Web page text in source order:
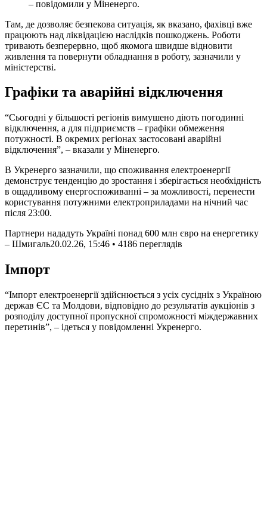
– повідомили у Міненерго.
Там, де дозволяє безпекова ситуація, як вказано, фахівці вже
працюють над ліквідацією наслідків пошкоджень. Роботи
тривають безперервно, щоб якомога швидше відновити
живлення та повернути обладнання в роботу, зазначили у
міністерстві.
Графіки та аварійні відключення
“Сьогодні у більшості регіонів вимушено діють погодинні
відключення, а для підприємств – графіки обмеження
потужності. В окремих регіонах застосовані аварійні
відключення”, – вказали у Міненерго.
В Укренерго зазначили, що споживання електроенергії
демонструє тенденцію до зростання і зберігається необхідність
в ощадливому енергоспоживанні – за можливості, перенести
користування потужними електроприладами на нічний час
після 23:00.
Партнери нададуть Україні понад 600 млн євро на енергетику
– Шмигаль20.02.26, 15:46 • 4186 переглядiв
Імпорт
“Імпорт електроенергії здійснюється з усіх сусідніх з Україною
держав ЄС та Молдови, відповідно до результатів аукціонів з
розподілу доступної пропускної спроможності міждержавних
перетинів”, – ідеться у повідомленні Укренерго.